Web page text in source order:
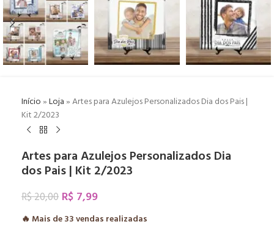
Início»Loja»Artes para Azulejos Personalizados Dia dos Pais |
Kit 2/2023
Artes para Azulejos Personalizados Dia
dos Pais | Kit 2/2023
R$20,00 R$ 7,99
🔥 Mais de33vendas realizadas